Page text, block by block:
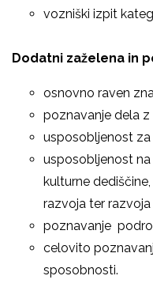
vozniški izpit
Dodatni zaželena in
osnovno raven
poznavanje dela z
usposobljenost
usposobljenost
kulturne
razvoja ter
poznavanje
celovito
sposobnosti.